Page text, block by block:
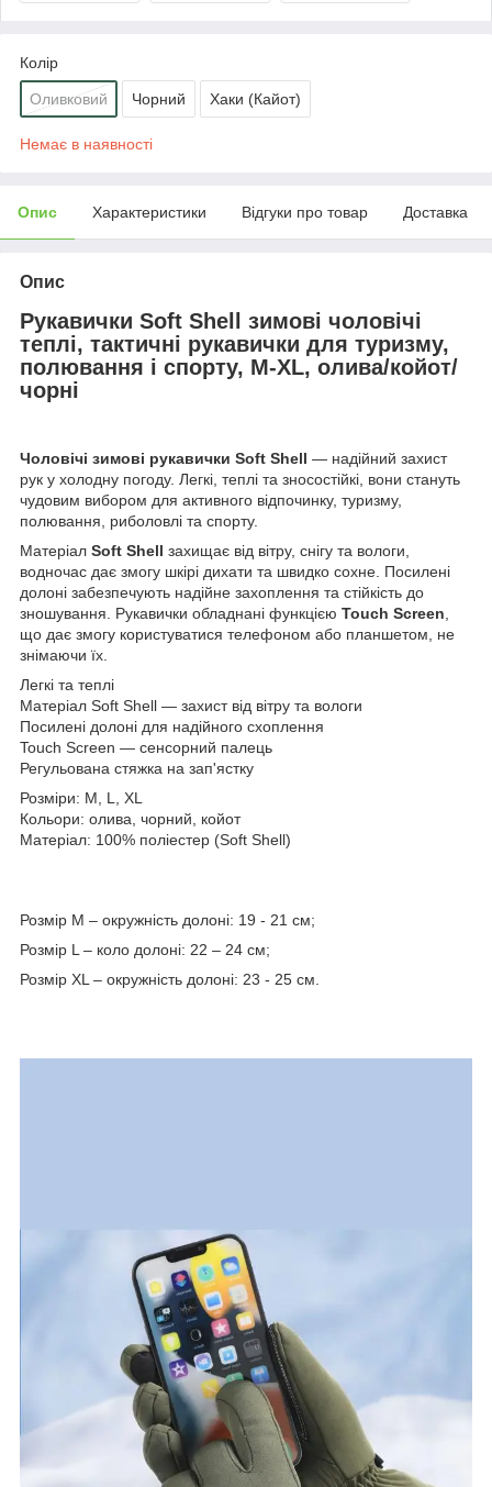
Колір
Оливковий Чорний Хаки (Кайот)
Немає в наявності
Опис Характеристики Відгуки про товар Доставка
Опис
Рукавички Soft Shell зимові чоловічі
теплі, тактичні рукавички для туризму,
полювання і спорту, M-XL, олива/койот/
чорні
Чоловічі зимові рукавички Soft Shell — надійний захист
рук у холодну погоду. Легкі, теплі та зносостійкі, вони стануть
чудовим вибором для активного відпочинку, туризму,
полювання, риболовлі та спорту.
Матеріал Soft Shell захищає від вітру, снігу та вологи,
водночас дає змогу шкірі дихати та швидко сохне. Посилені
долоні забезпечують надійне захоплення та стійкість до
зношування. Рукавички обладнані функцією Touch Screen,
що дає змогу користуватися телефоном або планшетом, не
знімаючи їх.
Легкі та теплі
Матеріал Soft Shell — захист від вітру та вологи
Посилені долоні для надійного схоплення
Touch Screen — сенсорний палець
Регульована стяжка на зап'ястку
Розміри: M, L, XL
Кольори: олива, чорний, койот
Матеріал: 100% поліестер (Soft Shell)
Розмір M – окружність долоні: 19 - 21 см;
Розмір L – коло долоні: 22 – 24 см;
Розмір XL – окружність долоні: 23 - 25 см.